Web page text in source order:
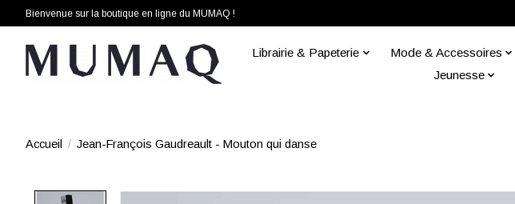
Bienvenue sur la boutique en ligne du MUMAQ !
Librairie & Papeterie Mode & Accessoires
Jeunesse
Accueil / Jean-François Gaudreault - Mouton qui danse